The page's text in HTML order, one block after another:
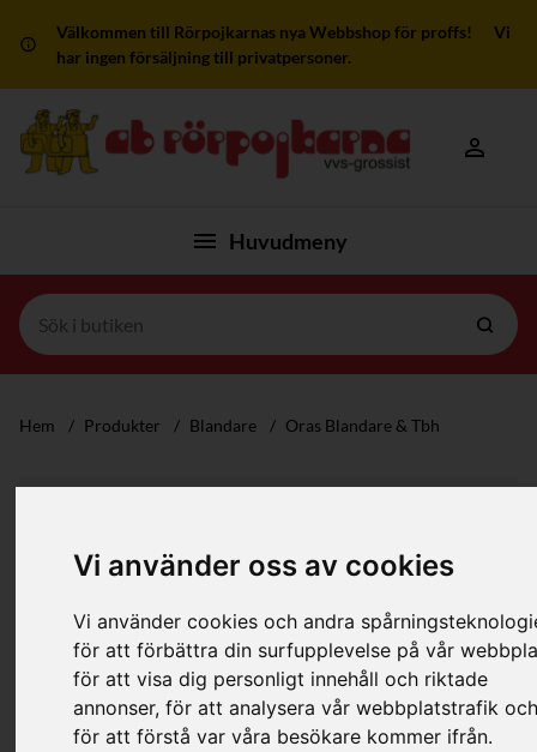
Vi använder oss av cookies
Vi använder cookies och andra
för att förbättra din surfupplevelse på vår
för att visa dig personligt innehåll och riktade
annonser, för att analysera vår webbplatstrafik
för att förstå var våra besökare kommer ifrån.
Välkommen till Rörpojkarnas nya Webbshop för proffs! Vi
har ingen försäljning till privatpersoner.
Mitt
Huvudmeny
Hem / Produkter / Blandare / Oras Blandare & Tbh
Kategorier
Oras Blandare & Tbh